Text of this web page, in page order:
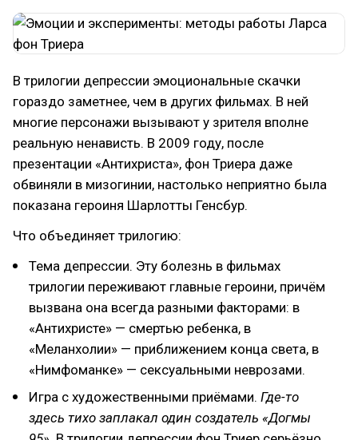
В трилогии депрессии эмоциональные скачки
гораздо заметнее, чем в других фильмах. В ней
многие персонажи вызывают у зрителя вполне
реальную ненависть. В 2009 году, после
презентации «Антихриста», фон Триера даже
обвиняли в мизогинии, настолько неприятно была
показана героиня Шарлотты Генсбур.
Что объединяет трилогию:
Тема депрессии. Эту болезнь в фильмах
трилогии переживают главные героини, причём
вызвана она всегда разными факторами: в
«Антихристе» — смертью ребенка, в
«Меланхолии» — приближением конца света, в
«Нимфоманке» — сексуальными неврозами.
Игра с художественными приёмами. Где-то
здесь тихо заплакал один создатель «Догмы